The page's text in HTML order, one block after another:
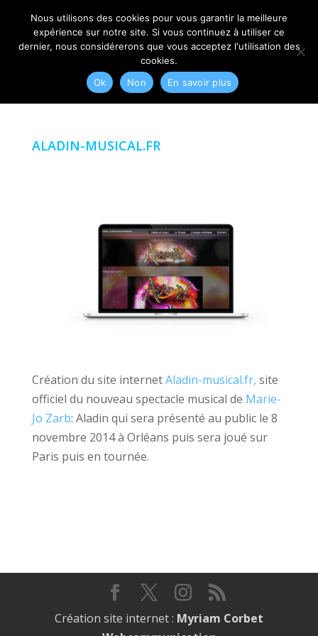
06 79 42 10 00 CONTACT@MYRIAM-CORBET.NET
ALADIN-MUSICAL.FR
Création du site internetAladin-musical.fr, site
officiel du nouveau spectacle musical de Marie-
Jo Zarb: Aladin qui sera présenté au public le 8
novembre 2014 à Orléans puis sera joué sur
Paris puis en tournée.
Création site internet : Myriam Corbet
Nous utilisons des cookies pour vous garantir la meilleure
expérience sur notre site. Si vous continuez à utiliser ce
dernier, nous considérerons que vous acceptez l'utilisation des
cookies.
Ok
Non En savoir plus